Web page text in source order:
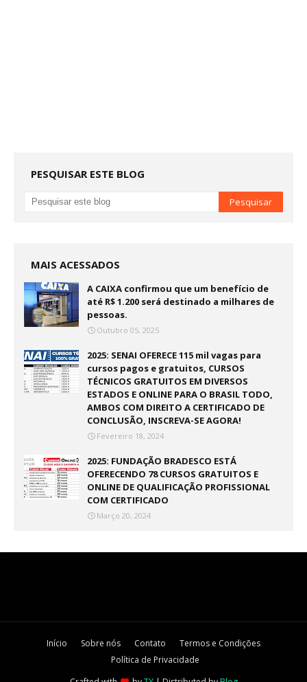
PESQUISAR ESTE BLOG
MAIS ACESSADOS
A CAIXA confirmou que um benefício de
até R$ 1.200 será destinado a milhares de
pessoas.
Outubro 05, 2025
2025: SENAI OFERECE 115 mil vagas para
cursos pagos e gratuitos, CURSOS
TÉCNICOS GRATUITOS EM DIVERSOS
ESTADOS E ONLINE PARA O BRASIL TODO,
AMBOS COM DIREITO A CERTIFICADO DE
CONCLUSÃO, INSCREVA-SE AGORA!
Fevereiro 18, 2024
2025: FUNDAÇÃO BRADESCO ESTÁ
OFERECENDO 78 CURSOS GRATUITOS E
ONLINE DE QUALIFICAÇÃO PROFISSIONAL
COM CERTIFICADO
Março 20, 2024
Início Sobre nós Contato
Termos e Condições
Política de Privacidade